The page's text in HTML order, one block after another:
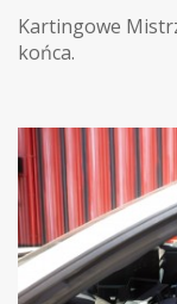
Kartingowe
końca.